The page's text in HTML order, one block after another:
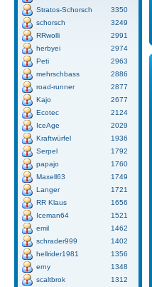
Stratos-Schorsch
3350
schorsch
3249
RRwolli
2991
herbyei
2974
Peti
2963
mehrschbass
2886
road-runner
2877
Kajo
2677
Ecotec
2124
IceAge
2029
Kraftwürfel
1936
Serpel
1792
papajo
1760
Maxell63
1749
Langer
1721
RR Klaus
1656
Iceman64
1521
emil
1462
schrader999
1402
hellrider1981
1356
erny
1348
scaltbrok
1312